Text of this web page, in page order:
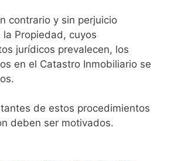
contrario y sin perjuicio
Propiedad, cuyos
jurídicos prevalecen, los
en el Catastro Inmobiliario se
de estos procedimientos
deben ser motivados.